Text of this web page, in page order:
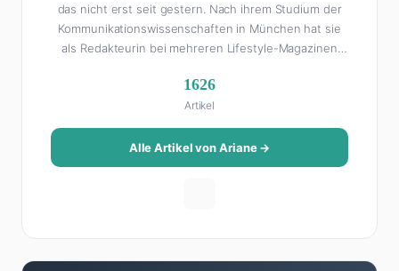
das nicht erst seit gestern. Nach ihrem Studium der
Kommunikationswissenschaften in München hat sie
als Redakteurin bei mehreren Lifestyle-Magazinen
Als Lifestyle-Redakteurin schreibt sie über alles, was
das Leben schöner macht: von Interior Design und
Reise-Tipps über Food-Trends bis hin zu
Beziehungsratgebern, die auch Männer gerne lesen.
Ihre Geheimwaffe: Sie weiß genau, was Frauen an
Brunch-Spot der Stadt. Ihre Interior-Tipps basieren
1626
Artikel
Alle Artikel von Ariane →